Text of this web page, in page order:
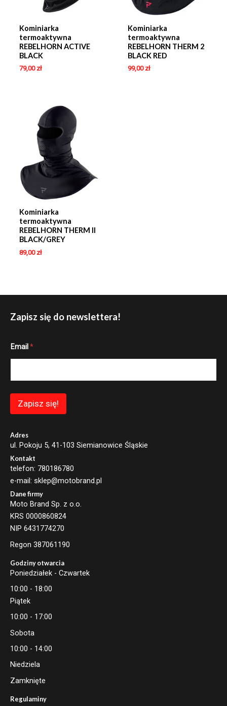
Kominiarka
termoaktywna
REBELHORN ACTIVE
BLACK
79,00 zł
Kominiarka
termoaktywna
REBELHORN THERM 2
BLACK RED
99,00 zł
Kominiarka
termoaktywna
REBELHORN THERM II
BLACK/GREY
89,00 zł
Zapisz się do newslettera!
E
l
i
Email *
Zapisz się!
Adres
ul. Pokoju 5, 41-103 Siemianowice Śląskie
Kontakt
telefon: 780186780
e-mail: sklep@motobrand.pl
Dane firmy
Moto Brand Sp. z o.o.
KRS 0000860824
NIP 6431774270
Regon 387061190
Godziny otwarcia
Poniedziałek - Czwartek
10:00 - 18:00
Piątek
10:00 - 17:00
Sobota
10:00 - 14:00
Niedziela
Zamknięte
Regulaminy